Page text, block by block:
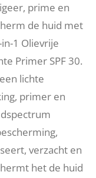
prime en
de huid met
1 Olievrije
Primer SPF 30.
lichte
primer en
verzacht en
het de huid